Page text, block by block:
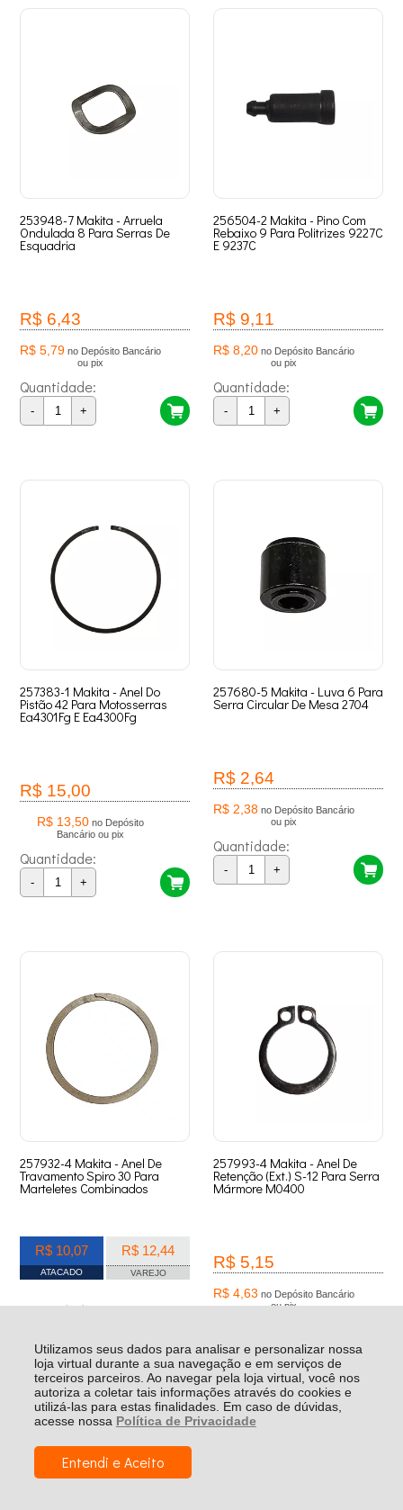
Utilizamos seus dados para analisar e personalizar nossa
loja virtual durante a sua navegação e em serviços de
terceiros parceiros. Ao navegar pela loja virtual, você nos
autoriza a coletar tais informações através do cookies e
utilizá-las para estas finalidades. Em caso de dúvidas,
acesse nossa Política de Privacidade
Entendi e Aceito
253948-7 Makita - Arruela
Ondulada 8 Para Serras De
Esquadria
R$ 6,43
R$ 5,79 no Depósito Bancário
ou pix
Quantidade:
- +
256504-2 Makita - Pino Com
Rebaixo 9 Para Politrizes 9227C
E 9237C
R$ 9,11
R$ 8,20 no Depósito Bancário
ou pix
Quantidade:
- +
257383-1 Makita - Anel Do
Pistão 42 Para Motosserras
Ea4301Fg E Ea4300Fg
R$ 15,00
R$ 13,50 no Depósito
Bancário ou pix
Quantidade:
- +
257680-5 Makita - Luva 6 Para
Serra Circular De Mesa 2704
R$ 2,64
R$ 2,38 no Depósito Bancário
ou pix
Quantidade:
- +
257932-4 Makita - Anel De
Travamento Spiro 30 Para
Marteletes Combinados
R$ 10,07
ATACADO
R$ 12,44
VAREJO
Quantidade:
257993-4 Makita - Anel De
Retenção (Ext.) S-12 Para Serra
Mármore M0400
R$ 5,15
R$ 4,63 no Depósito Bancário
ou pix
- +